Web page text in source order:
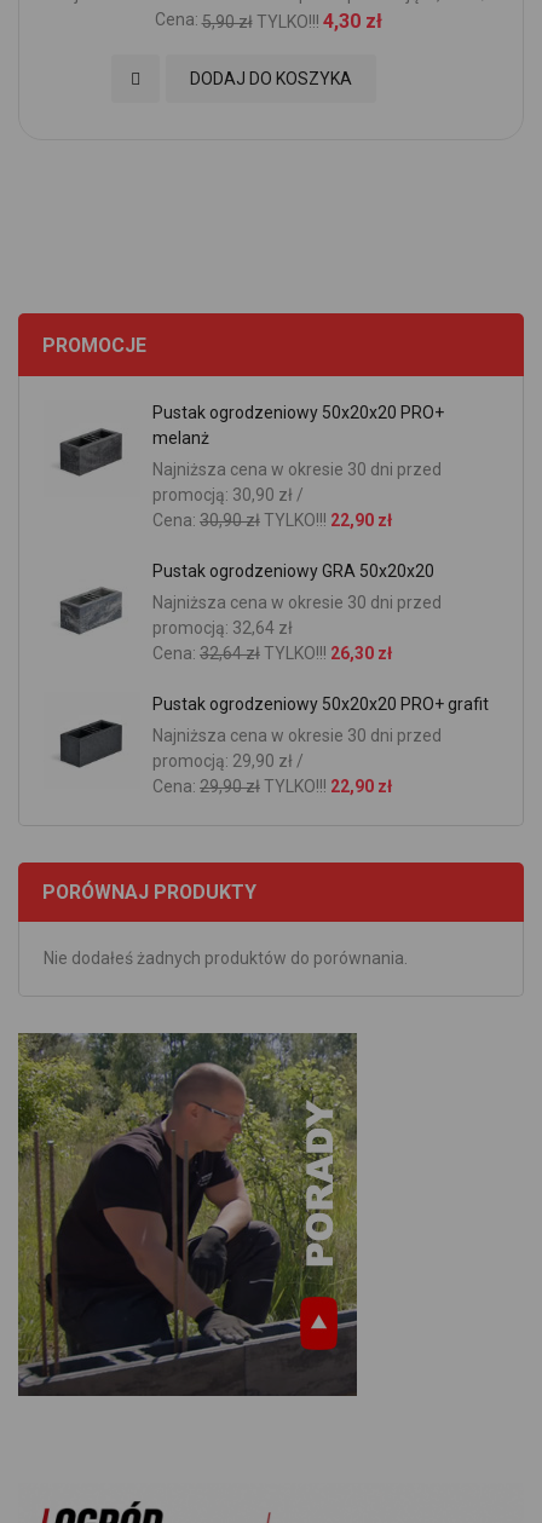
Cena: 5,90 zł TYLKO!!! 4,30 zł
DODAJ DO KOSZYKA
Dodaj do Ulubionych
PROMOCJE
Pustak ogrodzeniowy 50x20x20 PRO+
melanż
Najniższa cena w okresie 30 dni przed
promocją: 30,90 zł /
Cena: 30,90 złTYLKO!!! 22,90 zł
Pustak ogrodzeniowy GRA 50x20x20
Najniższa cena w okresie 30 dni przed
promocją: 32,64 zł
Cena: 32,64 złTYLKO!!! 26,30 zł
Pustak ogrodzeniowy 50x20x20 PRO+ grafit
Najniższa cena w okresie 30 dni przed
promocją: 29,90 zł /
Cena: 29,90 złTYLKO!!! 22,90 zł
PORÓWNAJ PRODUKTY
Nie dodałeś żadnych produktów do porównania.